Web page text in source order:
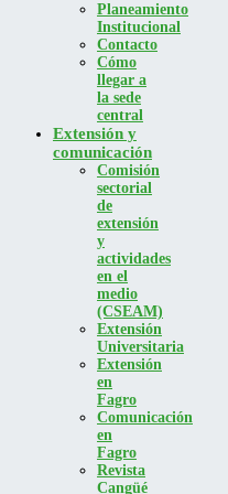
Planeamiento
Institucional
Contacto
Cómo
llegar a
la sede
central
Extensión y
comunicación
Comisión
sectorial
de
extensión
y
actividades
en el
medio
(CSEAM)
Extensión
Universitaria
Extensión
en
Fagro
Comunicación
en
Fagro
Revista
Cangüé